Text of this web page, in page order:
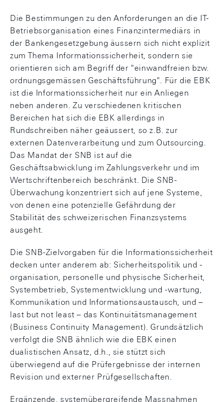
Die Bestimmungen zu den Anforderungen an die IT-
Betriebsorganisation eines Finanzintermediärs in
der Bankengesetzgebung äussern sich nicht explizit
zum Thema Informationssicherheit, sondern sie
orientieren sich am Begriff der "einwandfreien bzw.
ordnungsgemässen Geschäftsführung". Für die EBK
ist die Informationssicherheit nur ein Anliegen
neben anderen. Zu verschiedenen kritischen
Bereichen hat sich die EBK allerdings in
Rundschreiben näher geäussert, so z.B. zur
externen Datenverarbeitung und zum Outsourcing.
Das Mandat der SNB ist auf die
Geschäftsabwicklung im Zahlungsverkehr und im
Wertschriftenbereich beschränkt. Die SNB-
Überwachung konzentriert sich auf jene Systeme,
von denen eine potenzielle Gefährdung der
Stabilität des schweizerischen Finanzsystems
ausgeht.
Die SNB-Zielvorgaben für die Informationssicherheit
decken unter anderem ab: Sicherheitspolitik und -
organisation, personelle und physische Sicherheit,
Systembetrieb, Systementwicklung und -wartung,
Kommunikation und Informationsaustausch, und –
last but not least – das Kontinuitätsmanagement
(Business Continuity Management). Grundsätzlich
verfolgt die SNB ähnlich wie die EBK einen
dualistischen Ansatz, d.h., sie stützt sich
überwiegend auf die Prüfergebnisse der internen
Revision und externer Prüfgesellschaften.
Ergänzende, systemübergreifende Massnahmen